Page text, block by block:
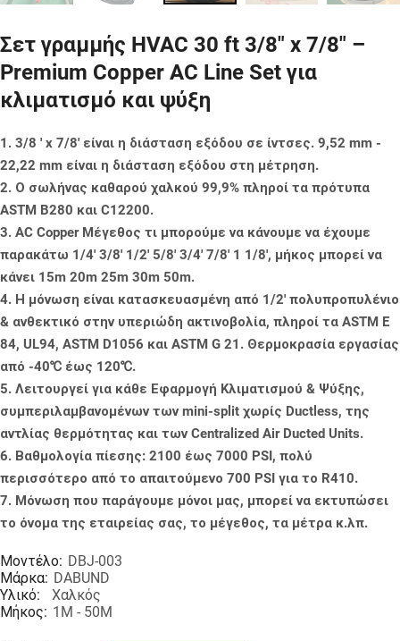
Σετ γραμμής HVAC 30 ft 3/8″ x 7/8″ –
Premium Copper AC Line Set για
κλιματισμό και ψύξη
1. 3/8 ' x 7/8' είναι η διάσταση εξόδου σε ίντσες. 9,52 mm -
22,22 mm είναι η διάσταση εξόδου στη μέτρηση.
2. Ο σωλήνας καθαρού χαλκού 99,9% πληροί τα πρότυπα
ASTM B280 και C12200.
3. AC Copper Μέγεθος τι μπορούμε να κάνουμε να έχουμε
παρακάτω 1/4' 3/8' 1/2' 5/8' 3/4' 7/8' 1 1/8', μήκος μπορεί να
κάνει 15m 20m 25m 30m 50m.
4. Η μόνωση είναι κατασκευασμένη από 1/2' πολυπροπυλένιο
& ανθεκτικό στην υπεριώδη ακτινοβολία, πληροί τα ASTM E
84, UL94, ASTM D1056 και ASTM G 21. Θερμοκρασία εργασίας
από -40℃ έως 120℃.
5. Λειτουργεί για κάθε Εφαρμογή Κλιματισμού & Ψύξης,
συμπεριλαμβανομένων των mini-split χωρίς Ductless, της
αντλίας θερμότητας και των Centralized Air Ducted Units.
6. Βαθμολογία πίεσης: 2100 έως 7000 PSI, πολύ
περισσότερο από το απαιτούμενο 700 PSI για το R410.
7. Μόνωση που παράγουμε μόνοι μας, μπορεί να εκτυπώσει
το όνομα της εταιρείας σας, το μέγεθος, τα μέτρα κ.λπ.
Μοντέλο: DBJ-003
Μάρκα: DABUND
Υλικό:
Χαλκός
Μήκος: 1M - 50M